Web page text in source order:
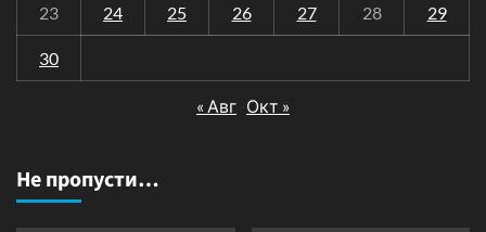
23 24 25 26 27 28 29
30
« Авг Окт »
Не пропусти…